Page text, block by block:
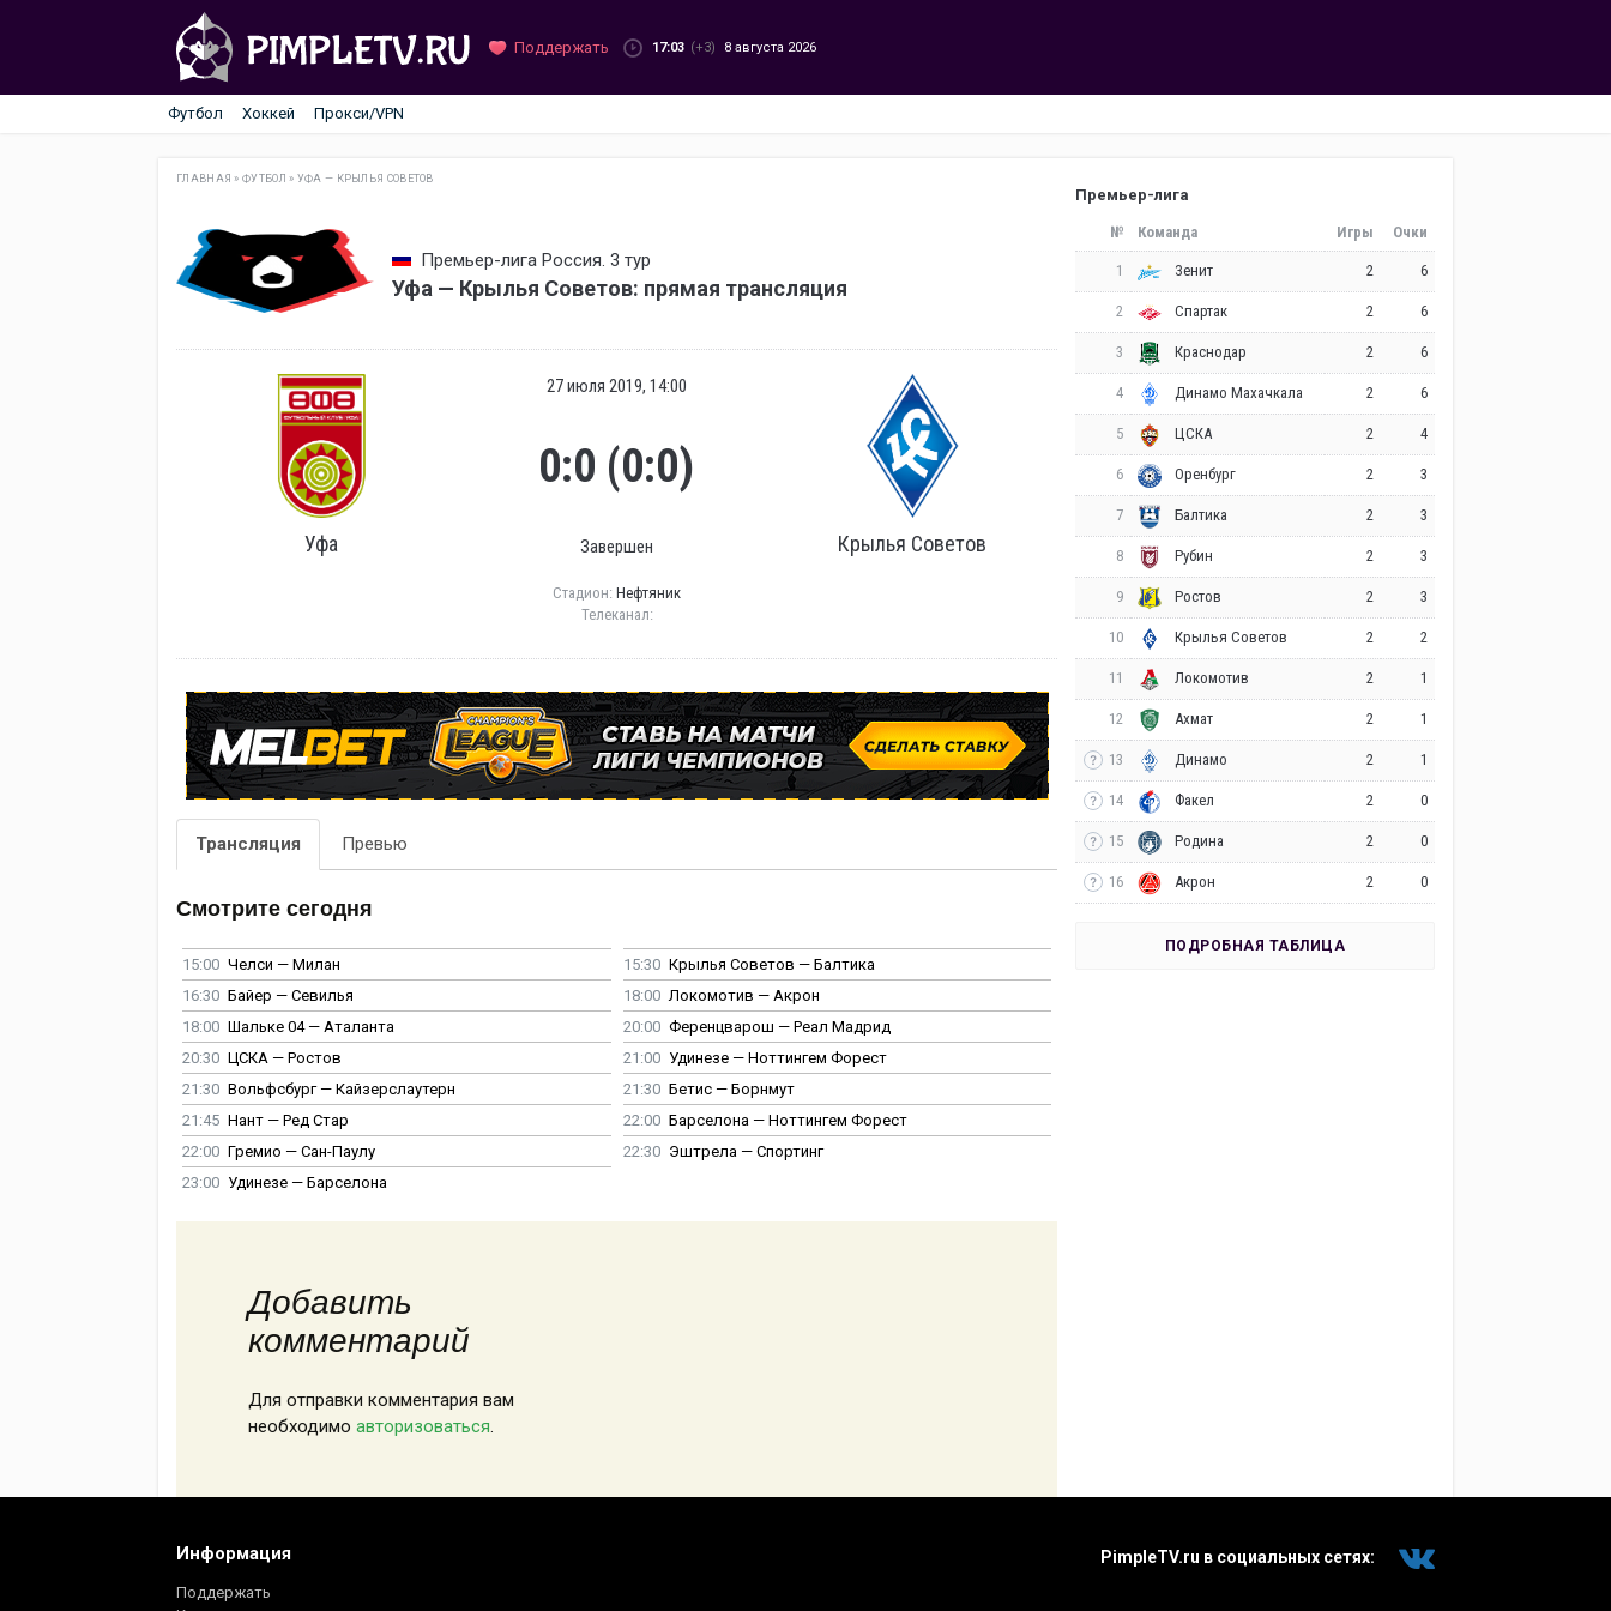
Поддержать 17:03 (+3) 8 августа 2026
Футбол Хоккей Прокси/VPN
ГЛАВНАЯ »ФУТБОЛ » УФА — КРЫЛЬЯ СОВЕТОВ
Премьер-лига Россия. 3 тур
Уфа — Крылья Советов: прямая трансляция
Уфа
27 июля 2019, 14:00
0:0 (0:0)
Завершен Крылья Советов
Стадион: Нефтяник
Телеканал:
Трансляция Превью
Смотрите сегодня
15:00 Челси — Милан 15:30 Крылья Советов — Балтика
16:30 Байер — Севилья 18:00 Локомотив — Акрон
18:00 Шальке 04 — Аталанта 20:00 Ференцварош — Реал Мадрид
20:30 ЦСКА — Ростов 21:00 Удинезе — Ноттингем Форест
21:30 Вольфсбург — Кайзерслаутерн 21:30 Бетис — Борнмут
21:45 Нант — Ред Стар 22:00 Барселона — Ноттингем Форест
22:00 Гремио — Сан-Паулу 22:30 Эштрела — Спортинг
23:00 Удинезе — Барселона
Добавить
комментарий
Для отправки комментария вам
необходимо авторизоваться.
Премьер-лига
№ Команда Игры Очки
1 Зенит 2 6
2 Спартак 2 6
3 Краснодар 2 6
4 Динамо Махачкала 2 6
5 ЦСКА 2 4
6 Оренбург 2 3
7 Балтика 2 3
8 Рубин 2 3
9 Ростов 2 3
10 Крылья Советов 2 2
11 Локомотив 2 1
12 Ахмат 2 1
13 Динамо 2 1
14 Факел 2 0
15 Родина 2 0
16 Акрон 2 0
ПОДРОБНАЯ ТАБЛИЦА
Информация
Поддержать
PimpleTV.ru в социальных сетях: